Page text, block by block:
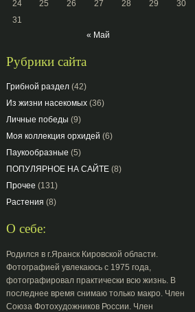
24
25 26 27 28 29
30
31
« Май
Рубрики сайта
Грибной раздел (42)
Из жизни насекомых (36)
Личные победы (9)
Моя коллекция орхидей (6)
Паукообразные (5)
ПОПУЛЯРНОЕ НА САЙТЕ (8)
Прочее (131)
Растения (8)
О себе:
Родился в г.Яранск Кировской области.
Фотографией увлекаюсь с 1975 года,
фотографировал практически всю жизнь. В
последнее время снимаю только макро. Член
Союза Фотохудожников России. Член